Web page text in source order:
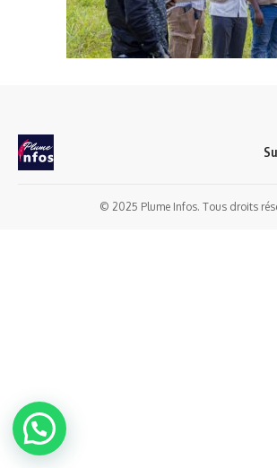
© 2025 Plume Infos. Tous droits